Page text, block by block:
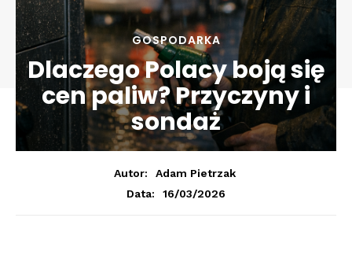
GOSPODARKA
Dlaczego Polacy boją się
cen paliw? Przyczyny i
sondaż
Autor:
Adam Pietrzak
Data:
16/03/2026